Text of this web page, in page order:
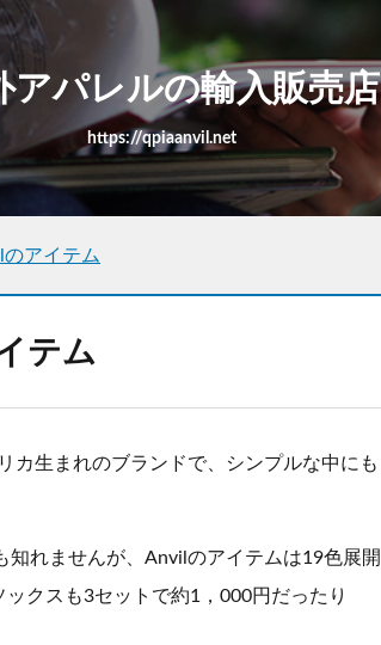
アパレルの輸入販売店
https://qpiaanvil.net
アイテム
テム
カ生まれのブランドで、シンプルな中にも
れませんが、Anvilのアイテムは19色展開
クスも3セットで約1，000円だったり